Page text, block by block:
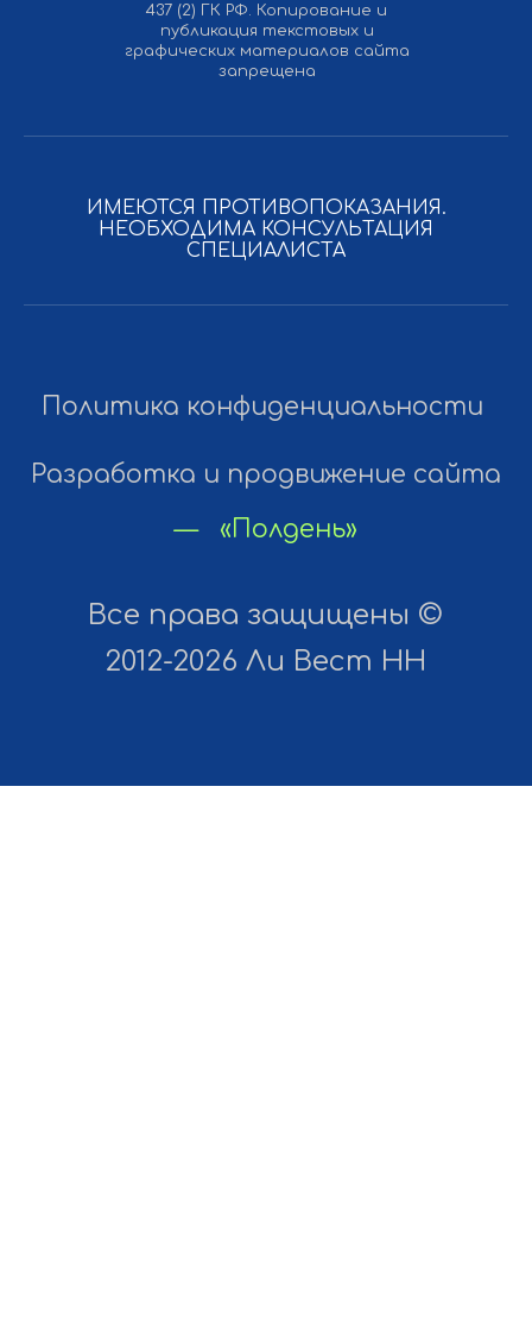
437 (2) ГК РФ. Копирование и
публикация текстовых и
графических материалов сайта
запрещена
ИМЕЮТСЯ ПРОТИВОПОКАЗАНИЯ.
НЕОБХОДИМА КОНСУЛЬТАЦИЯ
СПЕЦИАЛИСТА